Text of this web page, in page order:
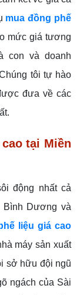
mua đồng phế
mức giá tương
con và doanh
tôi tự hào
đưa về các
tại Miền
động nhất cả
Bình Dương và
liệu giá cao
máy sản xuất
sở hữu đội ngũ
ngách của Sài